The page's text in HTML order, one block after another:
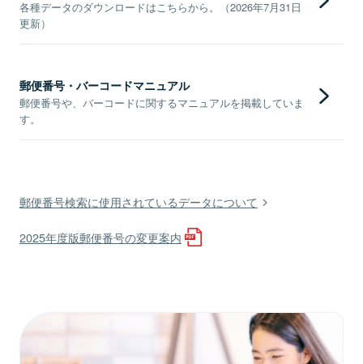
各種データのダウンロードはこちらから。（2026年7月31日
更新）
郵便番号・バーコードマニュアル
郵便番号や、バーコードに関するマニュアルを掲載していま
す。
郵便番号検索に使用されているデータについて
2025年度版郵便番号の変更案内